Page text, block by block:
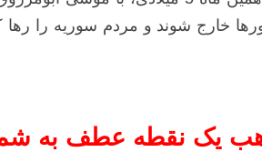
شوند و مردم سوریه را رها
یک نقطه عطف به